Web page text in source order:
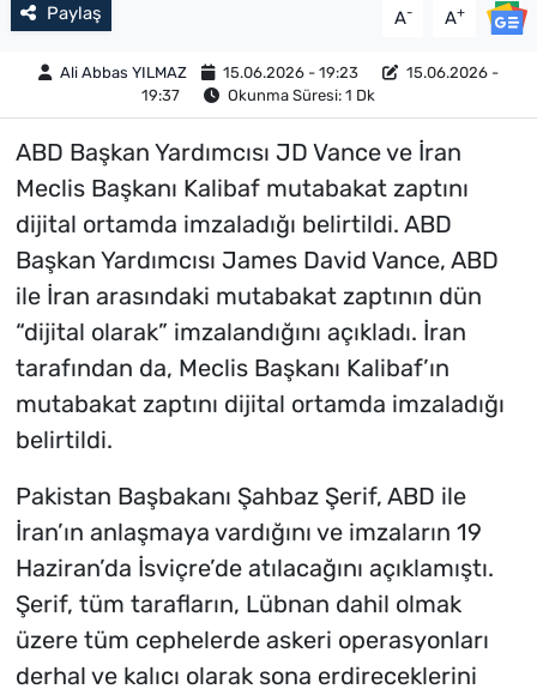
Paylaş A- A+
Ali Abbas YILMAZ 15.06.2026 - 19:23
15.06.2026 -
19:37
Okunma Süresi: 1 Dk
ABD Başkan Yardımcısı JD Vance ve İran
Meclis Başkanı Kalibaf mutabakat zaptını
dijital ortamda imzaladığı belirtildi. ABD
Başkan Yardımcısı James David Vance, ABD
ile İran arasındaki mutabakat zaptının dün
“dijital olarak” imzalandığını açıkladı. İran
tarafından da, Meclis Başkanı Kalibaf’ın
mutabakat zaptını dijital ortamda imzaladığı
belirtildi.
Pakistan Başbakanı Şahbaz Şerif, ABD ile
İran’ın anlaşmaya vardığını ve imzaların 19
Haziran’da İsviçre’de atılacağını açıklamıştı.
Şerif, tüm tarafların, Lübnan dahil olmak
üzere tüm cephelerde askeri operasyonları
derhal ve kalıcı olarak sona erdireceklerini